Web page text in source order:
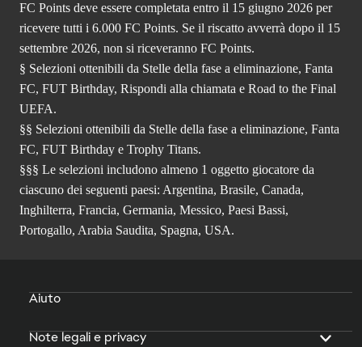
FC Points deve essere completata entro il 15 giugno 2026 per
ricevere tutti i 6.000 FC Points. Se il riscatto avverrà dopo il 15
settembre 2026, non si riceveranno FC Points.
§ Selezioni ottenibili da Stelle della fase a eliminazione, Fanta
FC, FUT Birthday, Rispondi alla chiamata e Road to the Final
UEFA.
§§ Selezioni ottenibili da Stelle della fase a eliminazione, Fanta
FC, FUT Birthday e Trophy Titans.
§§§ Le selezioni includono almeno 1 oggetto giocatore da
ciascuno dei seguenti paesi: Argentina, Brasile, Canada,
Inghilterra, Francia, Germania, Messico, Paesi Bassi,
Portogallo, Arabia Saudita, Spagna, USA.
Aiuto
Note legali e privacy